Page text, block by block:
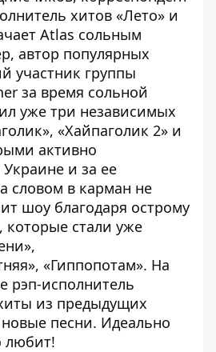
хитов «Лето» и
Atlas сольным
автор популярных
участник группы
за время сольной
уже три независимых
«Хайпаголик 2» и
активно
Украине и за ее
словом в карман не
шоу благодаря острому
стали уже
«Гиппопотам». На
рэп-исполнитель
из предыдущих
песни. Идеально
любит!